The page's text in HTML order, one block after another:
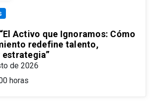
Activo que Ignoramos: Cómo
redefine talento,
estrategia”
de 2026
horas